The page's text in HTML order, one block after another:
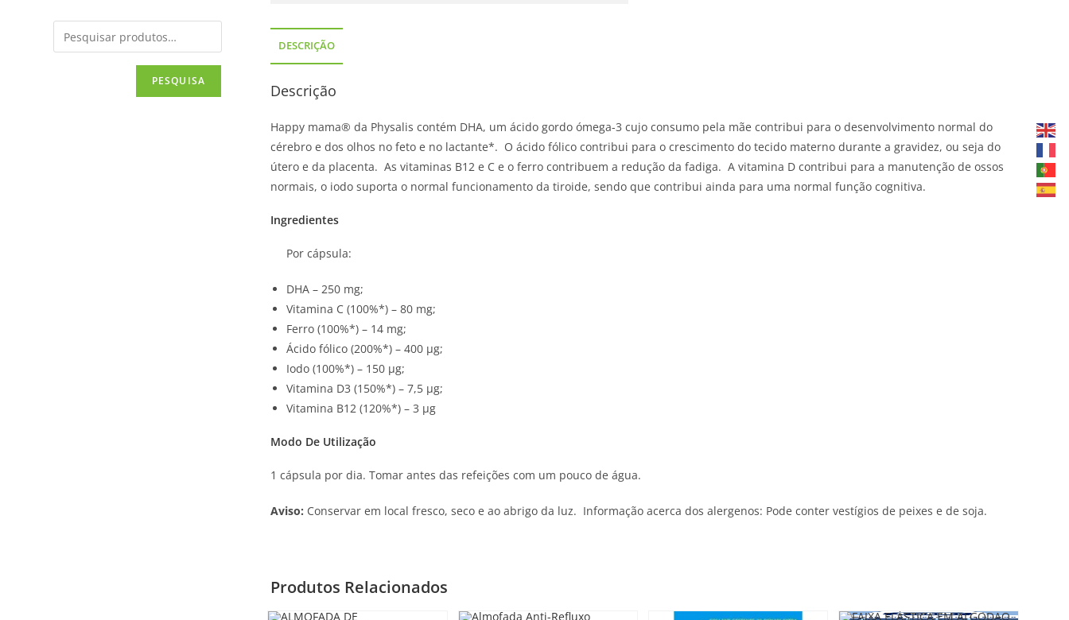
DESCRIÇÃO
Descrição
Happy mama® da Physalis contém DHA, um ácido gordo ómega-3 cujo consumo pela mãe contribui para o desenvolvimento normal do
cérebro e dos olhos no feto e no lactante*. O ácido fólico contribui para o crescimento do tecido materno durante a gravidez, ou seja do
útero e da placenta. As vitaminas B12 e C e o ferro contribuem a redução da fadiga. A vitamina D contribui para a manutenção de ossos
normais, o iodo suporta o normal funcionamento da tiroide, sendo que contribui ainda para uma normal função cognitiva.
Ingredientes
Por cápsula:
DHA – 250 mg;
Vitamina C (100%*) – 80 mg;
Ferro (100%*) – 14 mg;
Ácido fólico (200%*) – 400 µg;
Iodo (100%*) – 150 µg;
Vitamina D3 (150%*) – 7,5 µg;
Vitamina B12 (120%*) – 3 µg
Modo De Utilização
1 cápsula por dia. Tomar antes das refeições com um pouco de água.
Aviso: Conservar em local fresco, seco e ao abrigo da luz. Informação acerca dos alergenos: Pode conter vestígios de peixes e de soja.
Produtos Relacionados
PESQUISA